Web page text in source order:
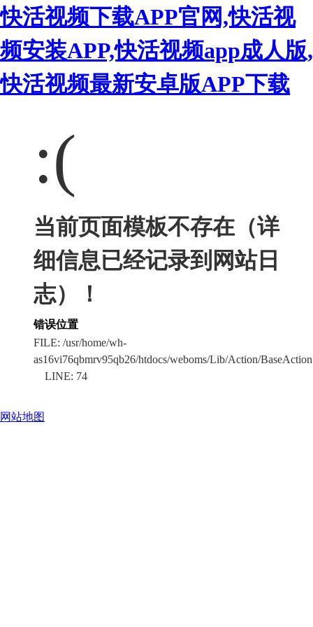
快活视频下载APP官网,快活视
频安装APP,快活视频app成人版,
快活视频最新安卓版APP下载
:(
当前页面模板不存在（详
细信息已经记录到网站日
志）！
错误位置
FILE: /usr/home/wh-
as16vi76qbmrv95qb26/htdocs/weboms/Lib/Action/
LINE: 74
网站地图